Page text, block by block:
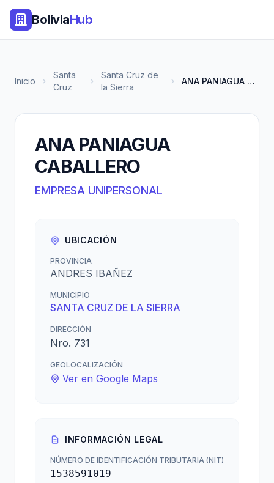
BoliviaHub
Inicio
Santa
Cruz
Santa Cruz de
la Sierra
ANA PANIAGUA CABALLERO
ANA PANIAGUA
CABALLERO
EMPRESA UNIPERSONAL
UBICACIÓN
PROVINCIA
ANDRES IBAÑEZ
MUNICIPIO
SANTA CRUZ DE LA SIERRA
DIRECCIÓN
Nro. 731
GEOLOCALIZACIÓN
Ver en Google Maps
INFORMACIÓN LEGAL
NÚMERO DE IDENTIFICACIÓN TRIBUTARIA (NIT)
1538591019